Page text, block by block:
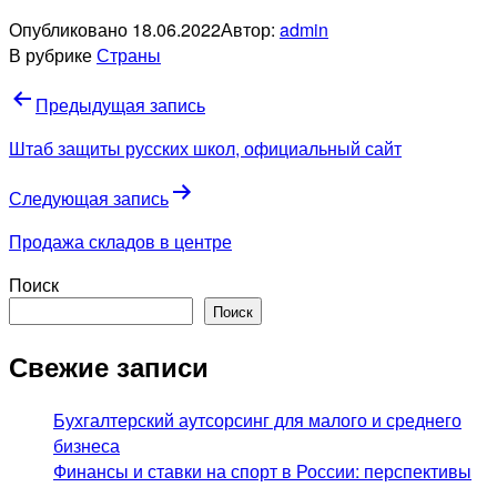
Опубликовано 18.06.2022Автор: admin
В рубрикеСтраны
Навигация
по
Предыдущая запись
Штаб защиты русских школ, официальный сайт
Следующая запись
Продажа складов в центре
Поиск
Поиск
Свежие записи
Бухгалтерский аутсорсинг для малого и среднего
бизнеса
Финансы и ставки на спорт в России: перспективы